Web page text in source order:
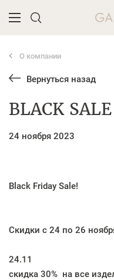
Введите
О компании
Вернуться назад
BLACK SALE
24 ноября 2023
Black Friday Sale!
Скидки с 24 по 26
24.11
скидка 30% на все